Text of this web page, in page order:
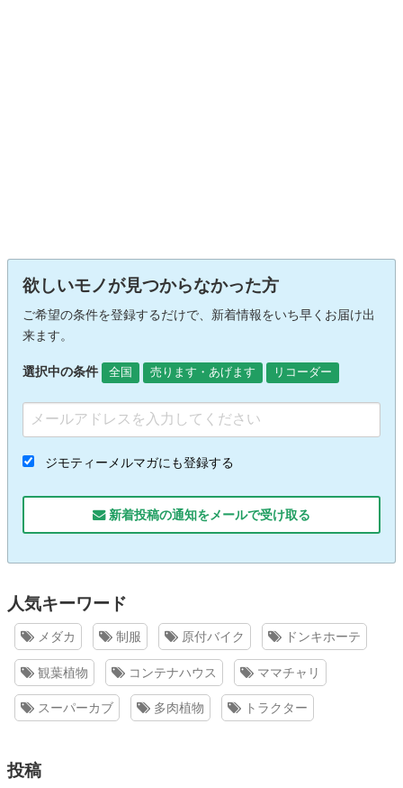
欲しいモノが見つからなかった方
ご希望の条件を登録するだけで、新着情報をいち早くお届け出
来ます。
選択中の条件 全国 売ります・あげます リコーダー
ジモティーメルマガにも登録する
新着投稿の通知をメールで受け取る
人気キーワード
メダカ 制服 原付バイク ドンキホーテ
観葉植物 コンテナハウス ママチャリ
スーパーカブ 多肉植物 トラクター
投稿